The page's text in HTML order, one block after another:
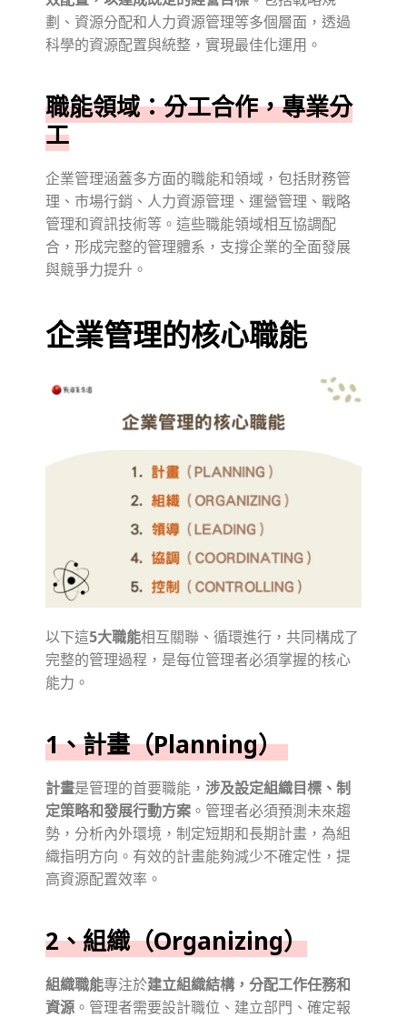
劃、資源分配和人力資源管理等多個層面，透過
科學的資源配置與統整，實現最佳化運用。
職能領域：分工合作，專業分
工
企業管理涵蓋多方面的職能和領域，包括財務管
理、市場行銷、人力資源管理、運營管理、戰略
管理和資訊技術等。這些職能領域相互協調配
合，形成完整的管理體系，支撐企業的全面發展
與競爭力提升。
企業管理的核心職能
以下這5大職能相互關聯、循環進行，共同構成了
完整的管理過程，是每位管理者必須掌握的核心
能力。
1、計畫（Planning）
計畫是管理的首要職能， 涉及設定組織目標、制
定策略和發展行動方案 。管理者必須預測未來趨
勢，分析內外環境，制定短期和長期計畫，為組
織指明方向。有效的計畫能夠減少不確定性，提
高資源配置效率。
2、組織（Organizing）
組織職能專注於建立組織結構，分配工作任務和
資源 。管理者需要設計職位、建立部門、確定報